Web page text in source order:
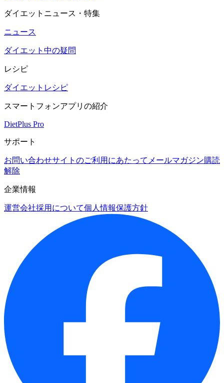
ダイエットニュース・特集
ニュース
ダイエット中の疑問
レシピ
ダイエットレシピ
スマートフォンアプリの紹介
DietPlus Pro
サポート
お問い合わせサイトのご利用にあたって メールマガジン購読
解除
企業情報
運営会社採用について個人情報保護方針